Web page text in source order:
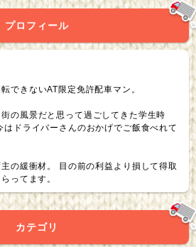
プロフィール
できないAT限定免許配車マン。
街の風景だと思って過ごしてきた学生時
はドライバーさんのおかげでご飯食べれて
の緩衝材。 目の前の利益より損して得取
ってます。
カテゴリ